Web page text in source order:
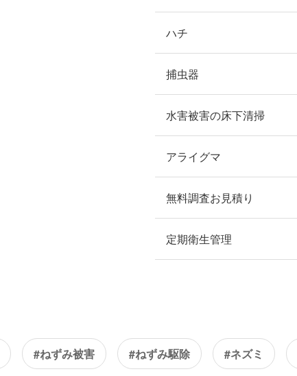
ハチ
捕虫器
水害被害の床下清掃
アライグマ
無料調査お見積り
定期衛生管理
#ねずみ被害 #ねずみ駆除 #ネズミ